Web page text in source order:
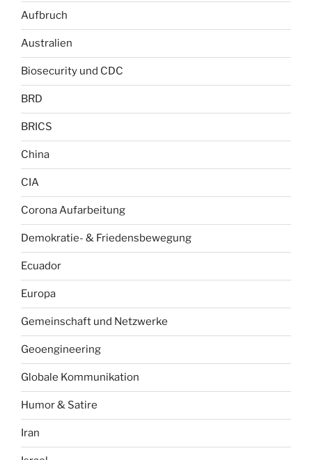
Aufbruch
Australien
Biosecurity und CDC
BRD
BRICS
China
CIA
Corona Aufarbeitung
Demokratie- & Friedensbewegung
Ecuador
Europa
Gemeinschaft und Netzwerke
Geoengineering
Globale Kommunikation
Humor & Satire
Iran